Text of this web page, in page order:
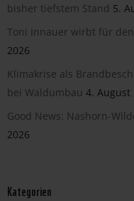
bisher tiefstem Stand 5.
Toni Innauer wirbt für den
2026
Klimakrise als
bei Waldumbau 4. August
Good News: Nashorn-
2026
Kategorien